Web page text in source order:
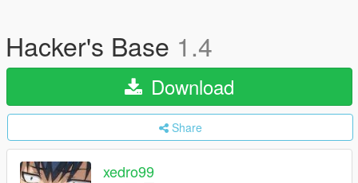
Hacker's Base 1.4
Download
Share
xedro99